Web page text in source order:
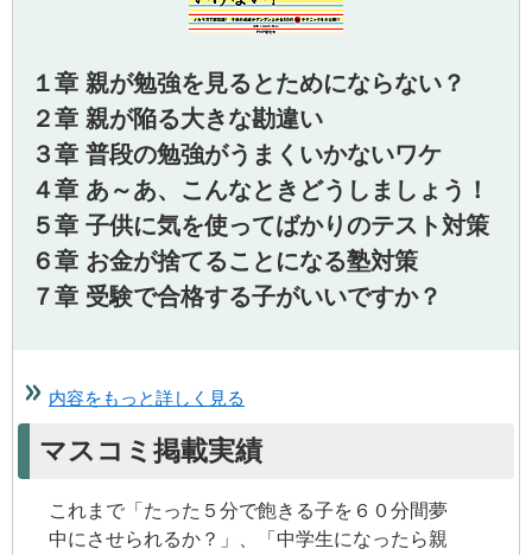
１章 親が勉強を見るとためにならない？
２章 親が陥る大きな勘違い
３章 普段の勉強がうまくいかないワケ
４章 あ～あ、こんなときどうしましょう！
５章 子供に気を使ってばかりのテスト対策
６章 お金が捨てることになる塾対策
７章 受験で合格する子がいいですか？
内容をもっと詳しく見る
マスコミ掲載実績
これまで「たった５分で飽きる子を６０分間夢
中にさせられるか？」、「中学生になったら親